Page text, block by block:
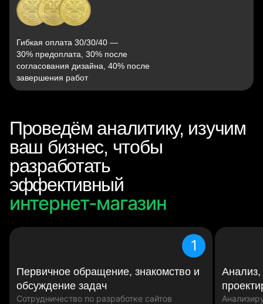
Гибкая оплата 30/30/40 —
30% предоплата, 30% после
согласования дизайна, 40% после
завершения работ
Проведём аналитику, изучим
ваш бизнес, чтобы
разработать
эффективный
сайт
интернет-магазин
приложение
1
Первичное обращение, знакомство и
обсуждение задач
Сотрудничество по разработке сайтов